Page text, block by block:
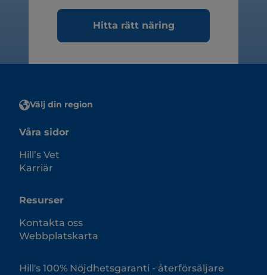
Hitta rätt näring
Välj din region
Våra sidor
Hill’s Vet
Karriär
Resurser
Kontakta oss
Webbplatskarta
Hill's 100% Nöjdhetsgaranti - återförsäljare